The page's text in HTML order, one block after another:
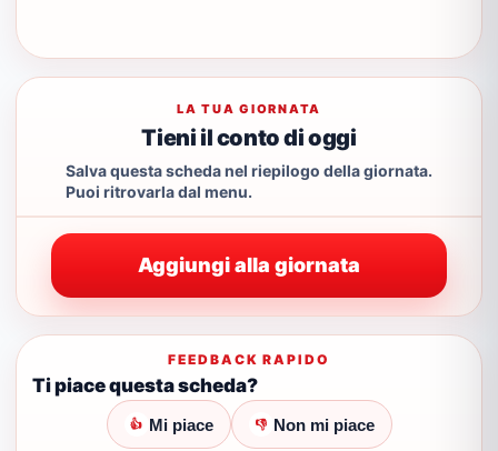
LA TUA GIORNATA
Tieni il conto di oggi
Salva questa scheda nel riepilogo della giornata.
Puoi ritrovarla dal menu.
Aggiungi alla giornata
FEEDBACK RAPIDO
Ti piace questa scheda?
👍 Mi piace 👎 Non mi piace